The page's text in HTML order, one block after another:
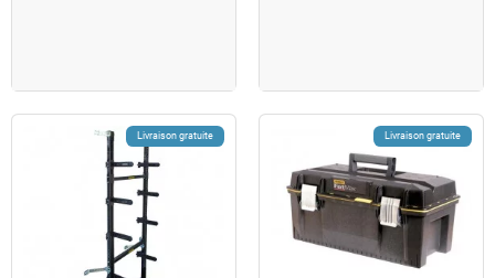
Livraison gratuite Livraison gratuite